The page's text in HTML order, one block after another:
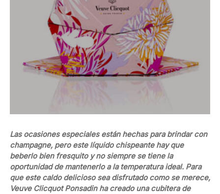
Las ocasiones especiales están hechas para brindar con
champagne, pero este líquido chispeante hay que
beberlo bien fresquito y no siempre se tiene la
oportunidad de mantenerlo a la temperatura ideal. Para
que este caldo delicioso sea disfrutado como se merece,
Veuve Clicquot Ponsadin ha creado una cubitera de